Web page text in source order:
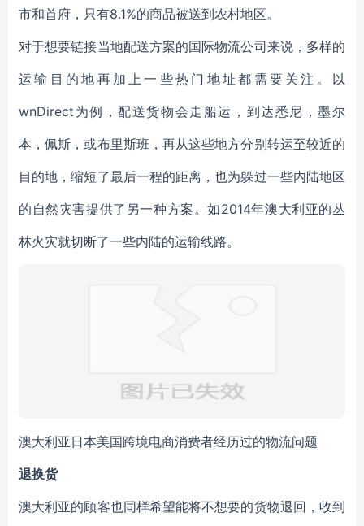
市和首府，只有8.1%的商品被送到农村地区。
对于想要链接当地配送方案的国际物流公司来说，多样的
运输目的地再加上一些热门地址都需要关注。以
wnDirect为例，配送货物会走船运，到达悉尼，墨尔
本，佩斯，或布里斯班，再从这些地方分别转运至较近的
目的地，缩短了最后一程的距离，也为躲过一些内陆地区
的自然灾害提供了另一种方案。如2014年澳大利亚的丛
林火灾就切断了一些内陆的运输线路。
澳大利亚日本美国跨境电商消费者经历过的物流问题
退换货
澳大利亚的顾客也同样希望能将不想要的货物退回，收到